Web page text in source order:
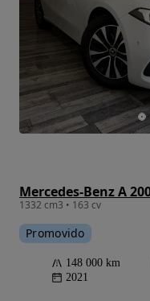
1332 cm3 • 163 cv
Promovido
148 000 km
2021